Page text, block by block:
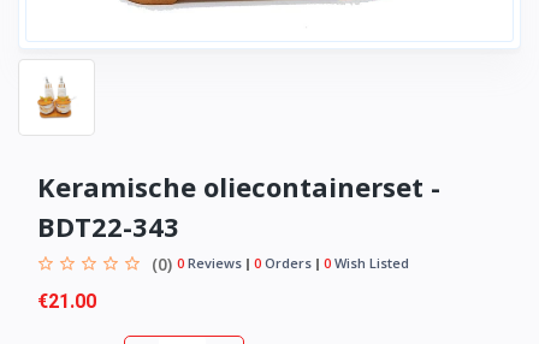
Keramische oliecontainerset -
BDT22-343
(0) 0 Reviews 0 Orders 0 Wish Listed
€21.00